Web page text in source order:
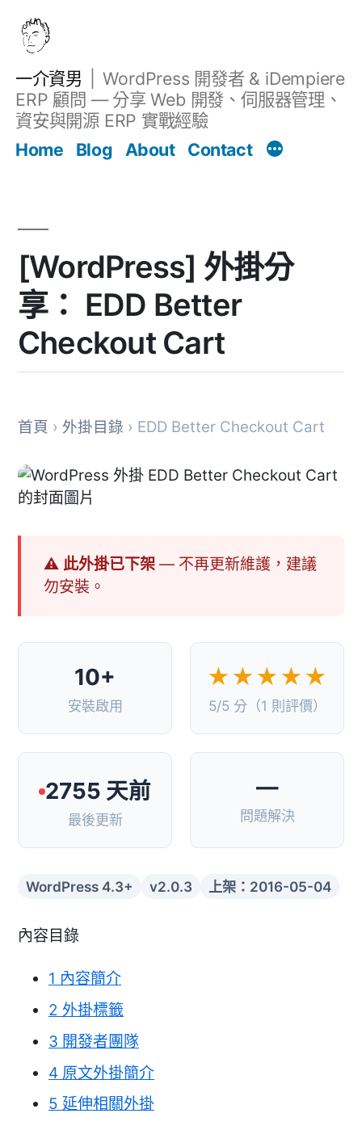
一介資男
WordPress 開發者 & iDempiere
ERP 顧問 — 分享 Web 開發、伺服器管理、
資安與開源 ERP 實戰經驗
Home
Blog About Contact
[WordPress] 外掛分
享： EDD Better
Checkout Cart
首頁 › 外掛目錄 › EDD Better Checkout Cart
⚠ 此外掛已下架— 不再更新維護，建議
勿安裝。
10+
安裝啟用
★★★★★
5/5 分（1 則評價）
2755 天前
最後更新
—
問題解決
WordPress 4.3+ v2.0.3 上架：2016-05-04
內容目錄
1 內容簡介
2 外掛標籤
3 開發者團隊
4 原文外掛簡介
5 延伸相關外掛
文章